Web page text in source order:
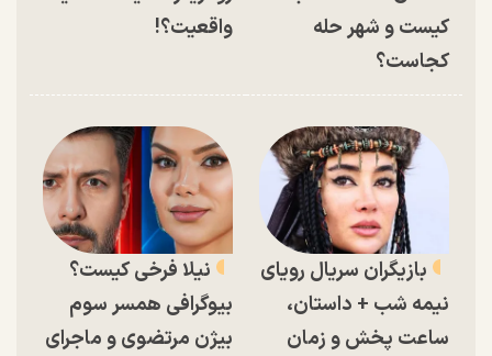
کیست و شهر حله
کجاست؟
واقعیت؟!
بازیگران سریال رویای
نیمه شب + داستان،
ساعت پخش و زمان
نیلا فرخی کیست؟
بیوگرافی همسر سوم
بیژن مرتضوی و ماجرای